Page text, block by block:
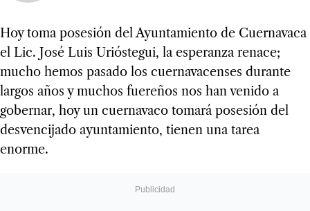
Hoy toma posesión del Ayuntamiento de Cuernavaca
el Lic. José Luis Urióstegui, la esperanza renace;
mucho hemos pasado los cuernavacenses durante
largos años y muchos fuereños nos han venido a
gobernar, hoy un cuernavaco tomará posesión del
desvencijado ayuntamiento, tienen una tarea
enorme.